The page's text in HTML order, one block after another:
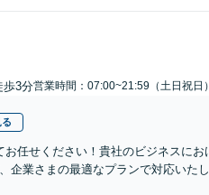
歩3分営業時間：07:00~21:59（土日祝日）
お任せください！貴社のビジネスに
企業さまの最適なプランで対応いた